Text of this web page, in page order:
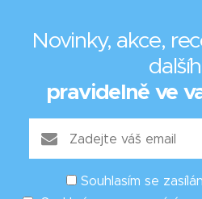
Novinky, akce,
pravidelně ve
Souhlasím se